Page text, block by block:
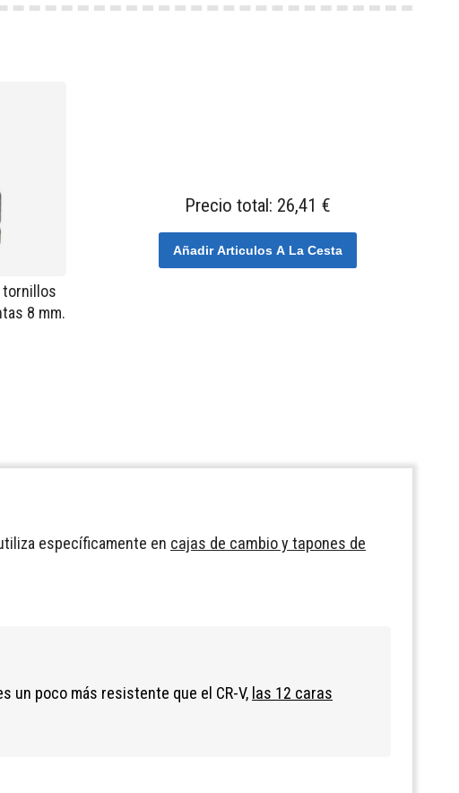
tornillos
8 mm.
Precio total: 26,41 €
Añadir Articulos A La Cesta
específicamente en cajas de cambio y tapones de
un poco más resistente que el CR-V, las 12 caras